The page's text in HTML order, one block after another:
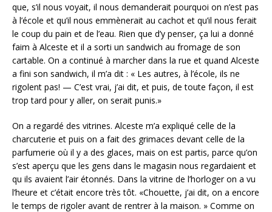
que, s’il nous voyait, il nous demanderait pourquoi on n’est pas
à l’école et qu’il nous emmènerait au cachot et qu’il nous ferait
le coup du pain et de l’eau. Rien que d’y penser, ça lui a donné
faim à Alceste et il a sorti un sandwich au fromage de son
cartable. On a continué à marcher dans la rue et quand Alceste
a fini son sandwich, il m’a dit : « Les autres, à l’école, ils ne
rigolent pas! — C’est vrai, j’ai dit, et puis, de toute façon, il est
trop tard pour y aller, on serait punis.»
On a regardé des vitrines. Alceste m’a expliqué celle de la
charcuterie et puis on a fait des grimaces devant celle de la
parfumerie où il y a des glaces, mais on est partis, parce qu’on
s’est aperçu que les gens dans le magasin nous regardaient et
qu ils avaient l’air étonnés. Dans la vitrine de l’horloger on a vu
l’heure et c’était encore très tôt. «Chouette, j’ai dit, on a encore
le temps de rigoler avant de rentrer à la maison. » Comme on